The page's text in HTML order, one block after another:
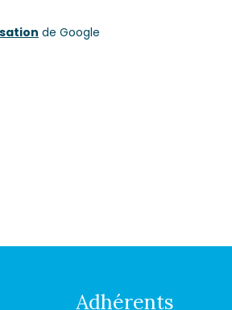
de Google
Adhérents